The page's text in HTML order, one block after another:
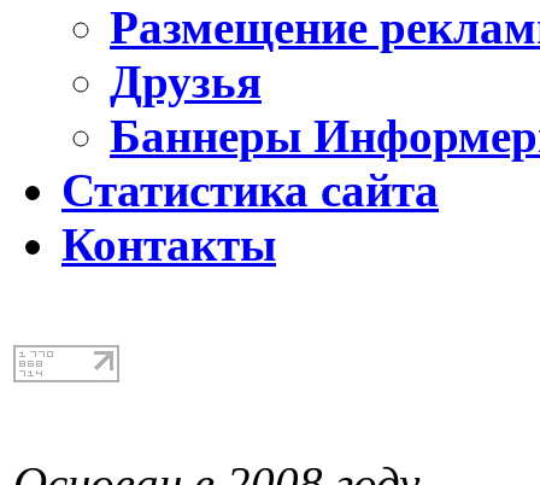
Размещение
Друзья
Баннеры
Статистика сайта
Контакты